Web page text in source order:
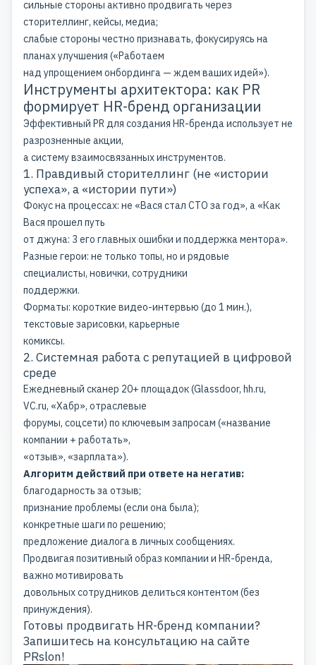
сильные стороны активно продвигать через
сторителлинг, кейсы, медиа;
слабые стороны честно признавать, фокусируясь на
планах улучшения («Работаем
над упрощением онбординга — ждем ваших идей»).
Инструменты архитектора: как PR
формирует HR-бренд организации
Эффективный PR для создания HR-бренда использует не
разрозненные акции,
а систему взаимосвязанных инструментов.
1. Правдивый сторителлинг (не «истории
успеха», а «истории пути»)
Фокус на процессах: не «Вася стал СТО за год», а «Как
Вася прошел путь
от джуна: 3 его главных ошибки и поддержка ментора».
Разные герои: не только топы, но и рядовые
специалисты, новички, сотрудники
поддержки.
Форматы: короткие видео-интервью (до 1 мин.),
текстовые зарисовки, карьерные
комиксы.
2. Системная работа с репутацией в цифровой
среде
Ежедневный сканер 20+ площадок (Glassdoor, hh.ru,
VC.ru, «Хабр», отраслевые
форумы, соцсети) по ключевым запросам («название
компании + работать»,
«отзыв», «зарплата»).
Алгоритм действий при ответе на негатив:
благодарность за отзыв;
признание проблемы (если она была);
конкретные шаги по решению;
предложение диалога в личных сообщениях.
Продвигая позитивный образ компании и HR-бренда,
важно мотивировать
довольных сотрудников делиться контентом (без
принуждения).
Готовы продвигать HR-бренд компании?
Запишитесь на консультацию на сайте
PRslon!